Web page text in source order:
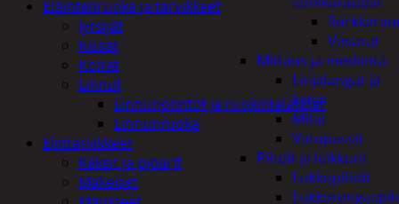
Vasarat
Mittaus ja merkintä
Linjalangat ja
kynät
Mitat
Vatupassit
Pihdit ja leikkurit
Lukkopihdit
Eläintenruoka ja tarvikkeet
Jyrsijät
Kissat
Koirat
Linnut
Linnunpöntöt ja ruokintalaudat
Linnunruoka
Elintarvikkeet
Keksit ja piparit
Makeiset